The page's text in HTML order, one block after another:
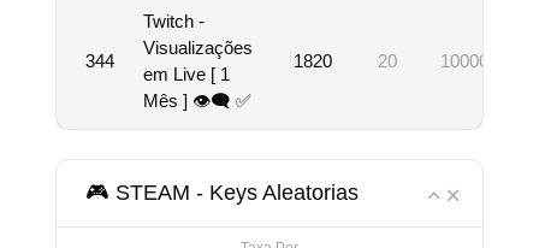
344
Twitch -
Visualizações
em Live [ 1
Mês ] 👁‍🗨 ✅
1820 20 10000
🎮 STEAM - Keys Aleatorias